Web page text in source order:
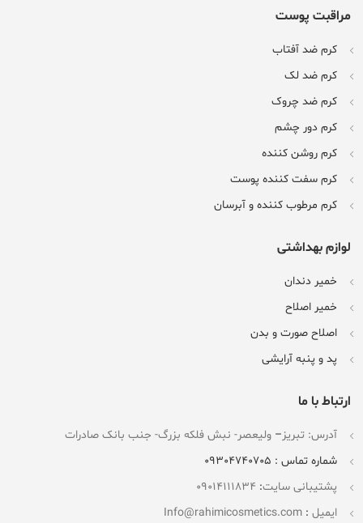
مراقبت پوست
کرم ضد آفتاب
کرم ضد لک
کرم ضد چروک
کرم دور چشم
کرم روشن کننده
کرم سفت کننده پوست
کرم مرطوب کننده و آبرسان
لوازم بهداشتی
خمیر دندان
خمیر اصلاح
اصلاح صورت و بدن
پد و پنبه آرایشی
ارتباط با ما
آدرس: تبریز– ولیعصر- نبش فلکه بزرگ- جنب بانک صادرات
شماره تماس : 09304740705
پشتیبانی سایت:
ایمیل :